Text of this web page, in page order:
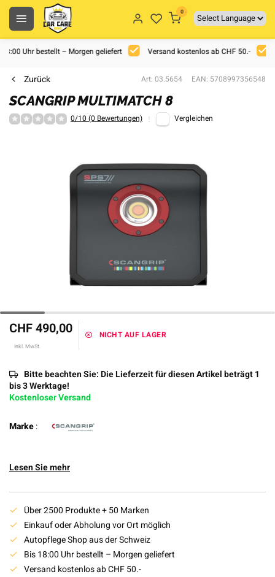
0
Uhr bestellt – Morgen geliefert Versand kostenlos ab CHF 50.-
Zurück Art: 03.5654 EAN: 5708997356548
SCANGRIP MULTIMATCH 8
0/10 (0 Bewertungen) Vergleichen
CHF 490,00
Inkl. MwSt.
NICHT AUF LAGER
Bitte beachten Sie: Die Lieferzeit für diesen Artikel beträgt 1
bis 3 Werktage!
Kostenloser Versand
Marke:
Lesen Sie mehr
Über 2500 Produkte + 50 Marken
Einkauf oder Abholung vor Ort möglich
Autopflege Shop aus der Schweiz
Bis 18:00 Uhr bestellt – Morgen geliefert
Versand kostenlos ab CHF 50.-